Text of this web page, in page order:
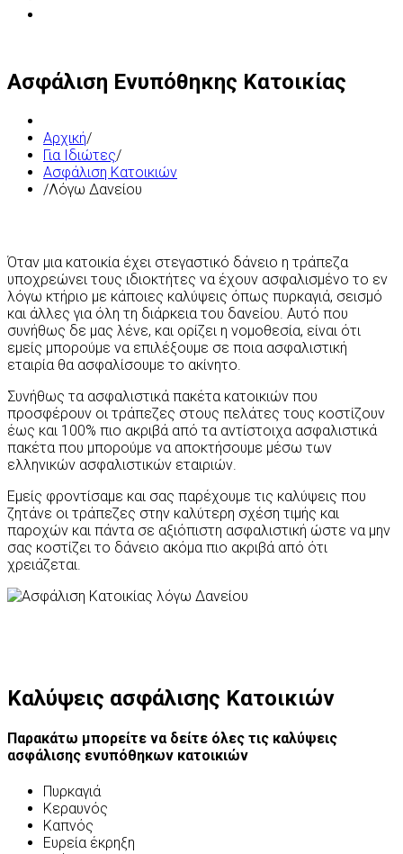
Ασφάλιση Ενυπόθηκης Κατοικίας
Αρχική/
Για Ιδιώτες/
Ασφάλιση Κατοικιών
/Λόγω Δανείου
Όταν μια κατοικία έχει στεγαστικό δάνειο η τράπεζα
υποχρεώνει τους ιδιοκτήτες να έχουν ασφαλισμένο το εν
λόγω κτήριο με κάποιες καλύψεις όπως πυρκαγιά, σεισμό
και άλλες για όλη τη διάρκεια του δανείου. Αυτό που
συνήθως δε μας λένε, και ορίζει η νομοθεσία, είναι ότι
εμείς μπορούμε να επιλέξουμε σε ποια ασφαλιστική
εταιρία θα ασφαλίσουμε το ακίνητο.
Συνήθως τα ασφαλιστικά πακέτα κατοικιών που
προσφέρουν οι τράπεζες στους πελάτες τους κοστίζουν
έως και 100% πιο ακριβά από τα αντίστοιχα ασφαλιστικά
πακέτα που μπορούμε να αποκτήσουμε μέσω των
ελληνικών ασφαλιστικών εταιριών.
Εμείς φροντίσαμε και σας παρέχουμε τις καλύψεις που
ζητάνε οι τράπεζες στην καλύτερη σχέση τιμής και
παροχών και πάντα σε αξιόπιστη ασφαλιστική ώστε να μην
σας κοστίζει το δάνειο ακόμα πιο ακριβά από ότι
χρειάζεται.
Καλύψεις ασφάλισης Κατοικιών
Παρακάτω μπορείτε να δείτε όλες τις καλύψεις
ασφάλισης ενυπόθηκων κατοικιών
Πυρκαγιά
Κεραυνός
Καπνός
Ευρεία έκρηξη